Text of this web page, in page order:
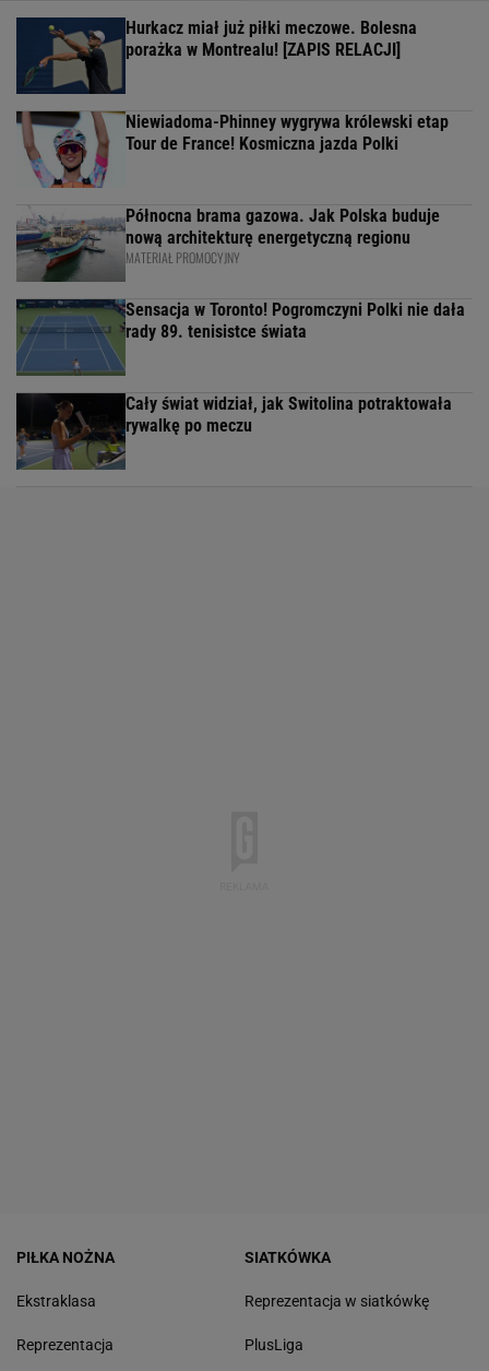
Hurkacz miał już piłki meczowe. Bolesna
porażka w Montrealu! [ZAPIS RELACJI]
Niewiadoma-Phinney wygrywa królewski etap
Tour de France! Kosmiczna jazda Polki
Północna brama gazowa. Jak Polska buduje
nową architekturę energetyczną regionu
MATERIAŁ PROMOCYJNY
Sensacja w Toronto! Pogromczyni Polki nie dała
rady 89. tenisistce świata
Cały świat widział, jak Switolina potraktowała
rywalkę po meczu
PIŁKA NOŻNA
Ekstraklasa
Reprezentacja
SIATKÓWKA
Reprezentacja w siatkówkę
PlusLiga